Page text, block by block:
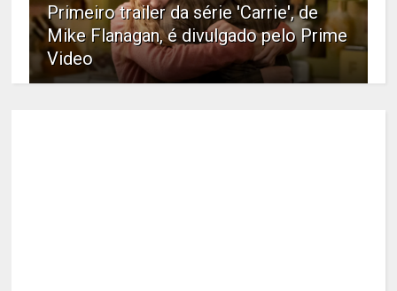
Primeiro trailer da série 'Carrie', de
Mike Flanagan, é divulgado pelo Prime
Video